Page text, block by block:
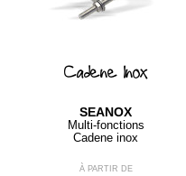
Cadene Inox
SEANOX
Multi-fonctions
Cadene inox
À PARTIR DE